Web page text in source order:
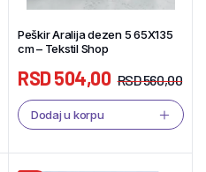
Peškir Aralija dezen 5 65X135
cm – Tekstil Shop
RSD560,00
RSD504,00
Dodaj u korpu